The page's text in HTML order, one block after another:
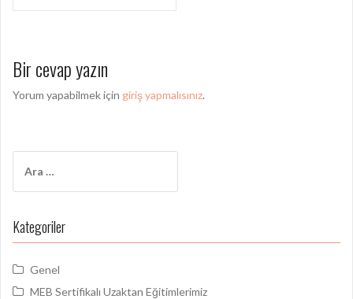
ı
d
o
a
ş
ı
m
ı
Bir cevap yazın
Yorum yapabilmek için giriş yapmalısınız.
a
a
:
Kategoriler
Genel
MEB Sertifikalı Uzaktan Eğitimlerimiz